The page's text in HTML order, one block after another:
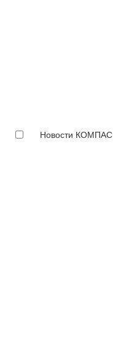
Новости КОМПАС